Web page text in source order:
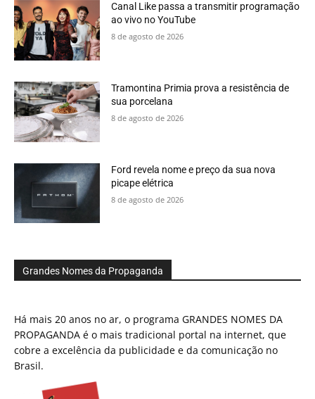
Canal Like passa a transmitir programação
ao vivo no YouTube
8 de agosto de 2026
Tramontina Primia prova a resistência de
sua porcelana
8 de agosto de 2026
Ford revela nome e preço da sua nova
picape elétrica
8 de agosto de 2026
Grandes Nomes da Propaganda
Há mais 20 anos no ar, o programa GRANDES NOMES DA
PROPAGANDA é o mais tradicional portal na internet, que
cobre a excelência da publicidade e da comunicação no
Brasil.